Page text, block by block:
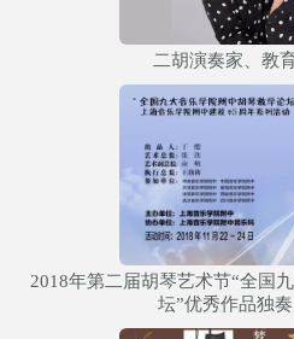
二胡演奏家、教
2018年第二届胡琴艺术节“全国
坛”优秀作品独